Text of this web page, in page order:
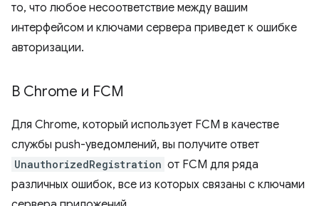
то, что любое несоответствие между вашим
интерфейсом и ключами сервера приведет к ошибке
авторизации.
В Chrome и FCM
Для Chrome, который использует FCM в качестве
службы push-уведомлений, вы получите ответ
UnauthorizedRegistration от FCM для ряда
различных ошибок, все из которых связаны с ключами